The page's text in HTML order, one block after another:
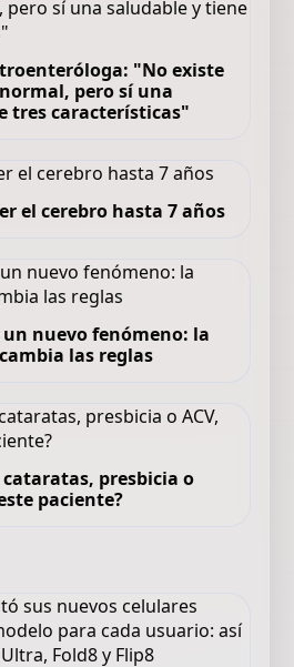
"No existe
pero sí una
tres características"
el cerebro hasta 7 años
nuevo fenómeno: la
las reglas
presbicia o
paciente?